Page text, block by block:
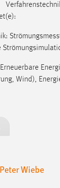
Wind),
Wiebe